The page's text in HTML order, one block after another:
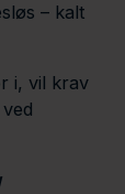
– kalt
i, vil krav